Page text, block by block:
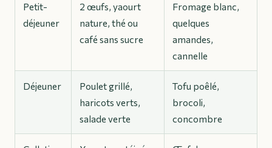
Petit-
déjeuner
2 œufs, yaourt
nature, thé ou
café sans sucre
Fromage blanc,
quelques
amandes,
cannelle
Déjeuner
Poulet grillé,
haricots verts,
salade verte
Tofu poêlé,
brocoli,
concombre